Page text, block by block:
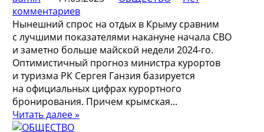
комментариев
Нынешний спрос на отдых в Крыму сравним
с лучшими показателями накануне начала СВО
и заметно больше майской недели 2024-го.
Оптимистичный прогноз министра курортов
и туризма РК Сергея Ганзия базируется
на официальных цифрах курортного
бронирования. Причем крымская...
Читать далее »